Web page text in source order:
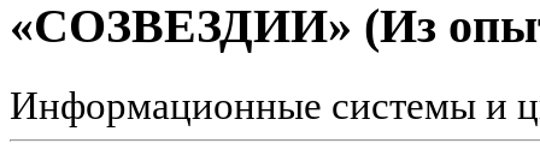
«СОЗВЕЗДИИ» (Из
Информационные системы и